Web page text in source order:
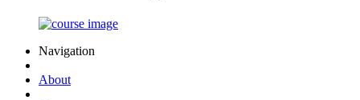
Navigation
About